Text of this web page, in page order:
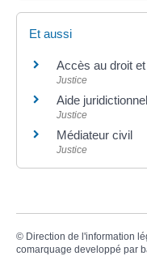
Et aussi
Accès au droit
Justice
Aide
Justice
Médiateur civil
Justice
© Direction de l'information
comarquage developpé par